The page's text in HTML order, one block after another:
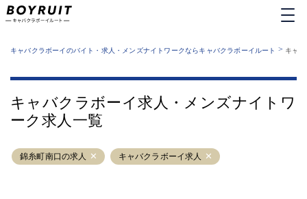
業種から探す
運営者情報
サイトマップ
キャバクラボーイのバイト・求人・メンズナイトワークならキャバクラボーイルート > キャ
キャバクラボーイ求人・メンズナイトワ
ーク求人一覧
錦糸町南口の求人 キャバクラボーイ求人
六本木
池袋
新橋
渋谷
大和